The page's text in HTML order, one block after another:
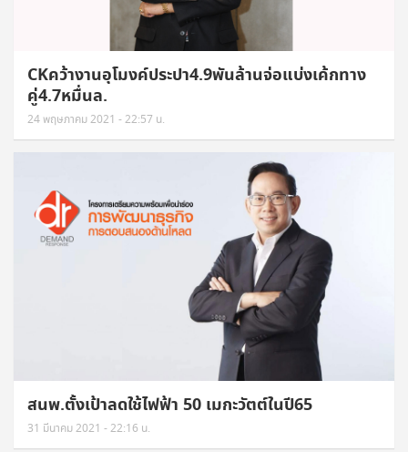
CKคว้างานอุโมงค์ประปา4.9พันล้านจ่อแบ่งเค้กทาง
คู่4.7หมื่นล.
24 พฤษภาคม 2021 - 22:57 น.
สนพ.ตั้งเป้าลดใช้ไฟฟ้า 50 เมกะวัตต์ในปี65
31 มีนาคม 2021 - 22:16 น.